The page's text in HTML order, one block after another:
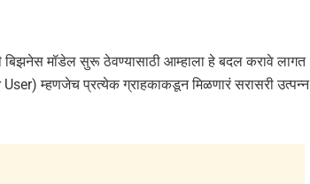
बिझनेस मॉडेल सुरू ठेवण्यासाठी आम्हाला हे बदल करावे लागत
म्हणजेच प्रत्येक ग्राहकाकडून मिळणारं सरासरी उत्पन्न